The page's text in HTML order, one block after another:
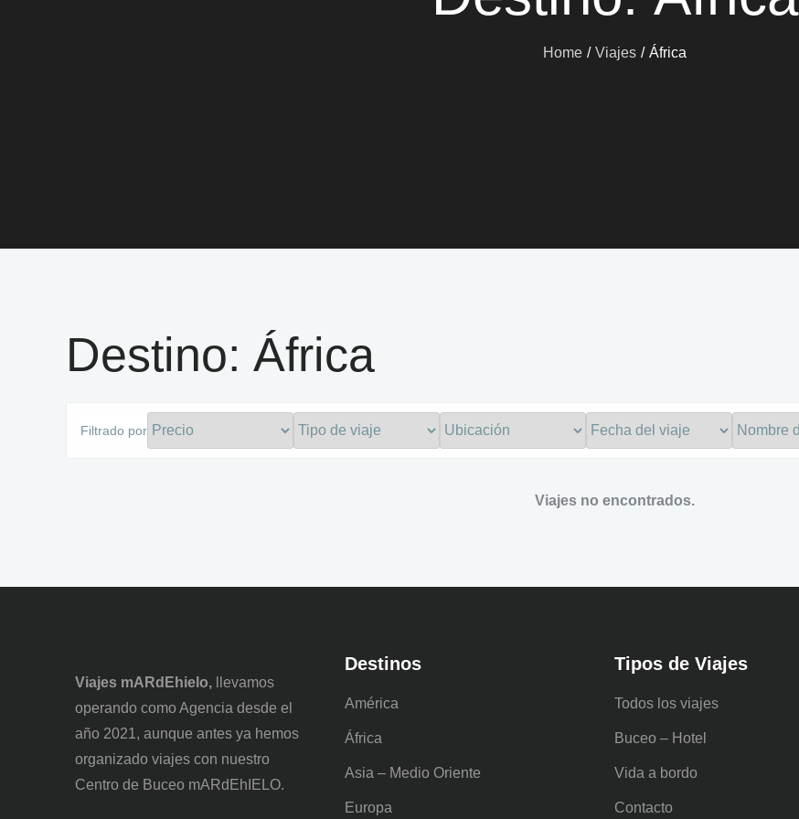
Home Viajes África
Destino: África
Filtrado por
Viajes no encontrados.
Viajes mARdEhielo,
llevamos
operando como Agencia desde el
año 2021, aunque antes ya hemos
organizado viajes con nuestro
Centro de Buceo mARdEhIELO.
Destinos
América
África
Asia – Medio Oriente
Europa
Tipos de Viajes
Todos los viajes
Buceo – Hotel
Vida a bordo
Contacto